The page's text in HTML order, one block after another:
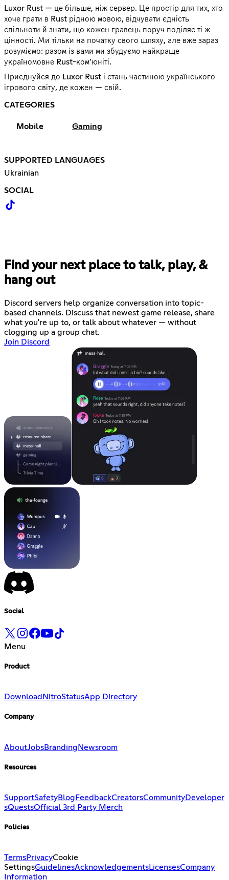
Luxor Rust — це більше, ніж сервер. Це простір для тих, хто
хоче грати в Rust рідною мовою, відчувати єдність
спільноти й знати, що кожен гравець поруч поділяє ті ж
цінності. Ми тільки на початку свого шляху, але вже зараз
розуміємо: разом із вами ми збудуємо найкраще
україномовне Rust-ком’юніті.
Приєднуйся до Luxor Rust і стань частиною українського
ігрового світу, де кожен — свій.
CATEGORIES
Mobile Gaming
SUPPORTED LANGUAGES
Ukrainian
SOCIAL
Find your next place to talk, play, &
hang out
Discord servers help organize conversation into topic-
based channels. Discuss that newest game release, share
what you're up to, or talk about whatever — without
clogging up a group chat.
Join Discord
Social
Menu
Product
Download NitroStatusApp Directory
Company
AboutJobsBranding Newsroom
Resources
SupportSafetyBlog FeedbackCreatorsCommunityDeveloper
sQuestsOfficial 3rd Party Merch
Policies
TermsPrivacyCookie
SettingsGuidelinesAcknowledgementsLicensesCompany
Information